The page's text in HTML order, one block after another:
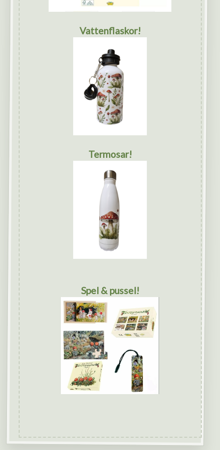
Vattenflaskor!
Termosar!
Spel & pussel!